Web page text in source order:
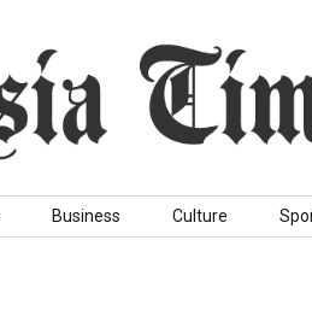
Business Culture